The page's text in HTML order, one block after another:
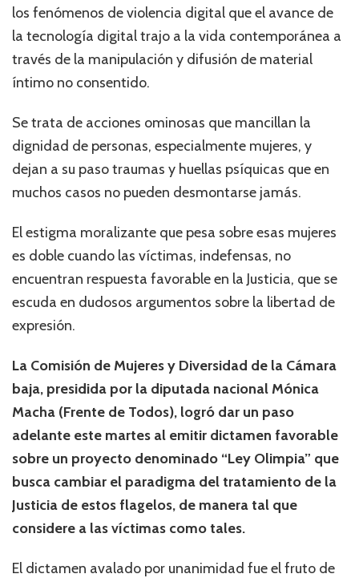
los fenómenos de violencia digital que el avance de
la tecnología digital trajo a la vida contemporánea a
través de la manipulación y difusión de material
íntimo no consentido.
Se trata de acciones ominosas que mancillan la
dignidad de personas, especialmente mujeres, y
dejan a su paso traumas y huellas psíquicas que en
muchos casos no pueden desmontarse jamás.
El estigma moralizante que pesa sobre esas mujeres
es doble cuando las víctimas, indefensas, no
encuentran respuesta favorable en la Justicia, que se
escuda en dudosos argumentos sobre la libertad de
expresión.
La Comisión de Mujeres y Diversidad de la Cámara
baja, presidida por la diputada nacional Mónica
Macha (Frente de Todos), logró dar un paso
adelante este martes al emitir dictamen favorable
sobre un proyecto denominado “Ley Olimpia” que
busca cambiar el paradigma del tratamiento de la
Justicia de estos flagelos, de manera tal que
considere a las víctimas como tales.
El dictamen avalado por unanimidad fue el fruto de